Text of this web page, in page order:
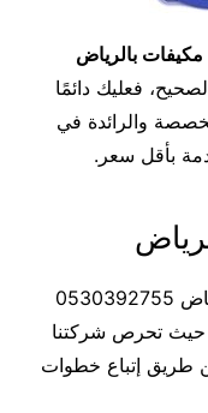
بالرياض
الصحيح، فعليك دائمًا
والرائدة في
بأقل سعر.
نحن أفضل شركة تنظيف مكيفات بالرياض 0530392755
حيث تحرص شركتنا
طريق إتباع خطوات